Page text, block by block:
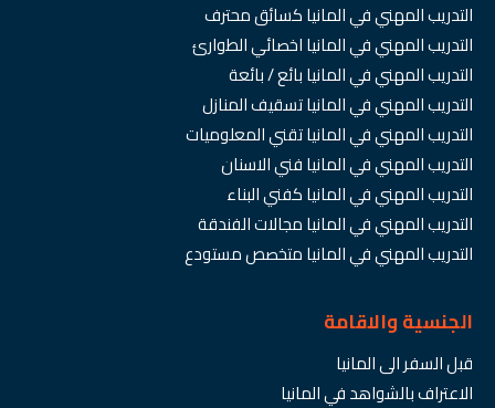
التدريب المهني في المانيا كسائق محترف
التدريب المهني في المانيا اخصائي الطوارئ
التدريب المهني في المانيا بائع / بائعة
التدريب المهني في المانيا تسقيف المنازل
التدريب المهني في المانيا تقني المعلوميات
التدريب المهني في المانيا فني الاسنان
التدريب المهني في المانيا كفني البناء
التدريب المهني في المانيا مجالات الفندقة
التدريب المهني في المانيا متخصص مستودع
الجنسية والاقامة
قبل السفر الى المانيا
الاعتراف بالشواهد في المانيا